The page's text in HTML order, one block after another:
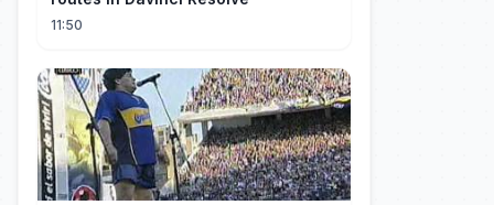
11:50